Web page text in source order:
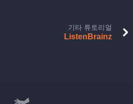
기타 튜토리얼
ListenBrainz